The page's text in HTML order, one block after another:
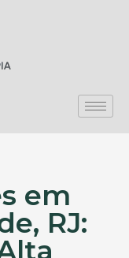
em
RJ: